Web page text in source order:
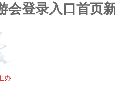
会登录入口首页
办